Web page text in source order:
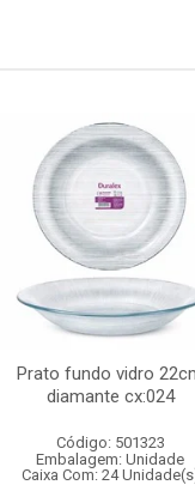
Prato fundo vidro
diamante cx:024
Código: 501323
Embalagem: Unidade
Caixa Com: 24